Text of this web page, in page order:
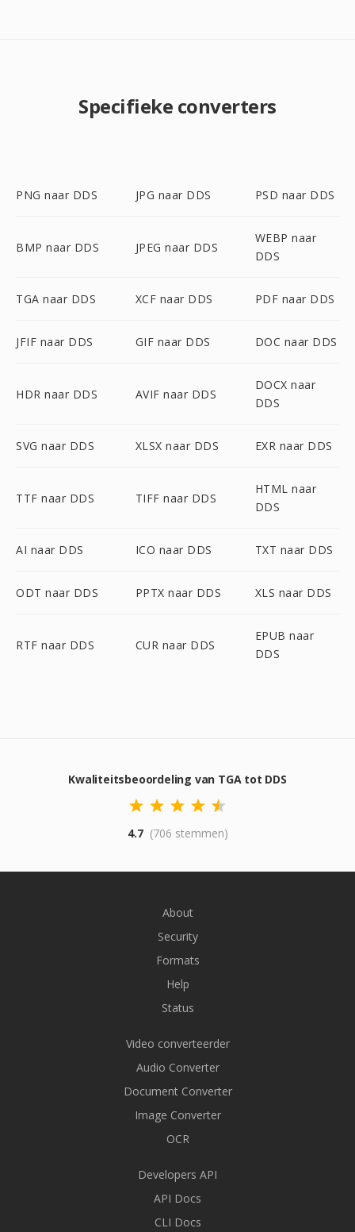
Specifieke converters
PNG naar DDS JPG naar DDS PSD naar DDS
BMP naar DDS JPEG naar DDS
WEBP naar
DDS
TGA naar DDS XCF naar DDS PDF naar DDS
JFIF naar DDS GIF naar DDS DOC naar DDS
HDR naar DDS AVIF naar DDS
DOCX naar
DDS
SVG naar DDS XLSX naar DDS EXR naar DDS
TTF naar DDS TIFF naar DDS
HTML naar
DDS
AI naar DDS ICO naar DDS TXT naar DDS
ODT naar DDS PPTX naar DDS XLS naar DDS
RTF naar DDS CUR naar DDS
EPUB naar
DDS
Kwaliteitsbeoordeling van TGA tot DDS
4.7 (706 stemmen)
About
Security
Formats
Help
Status
Video converteerder
Audio Converter
Document Converter
Image Converter
OCR
Developers API
API Docs
CLI Docs